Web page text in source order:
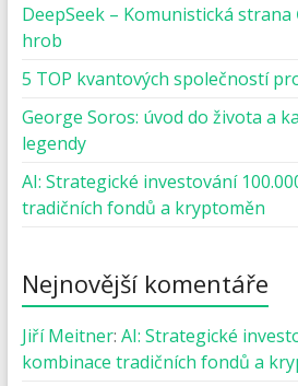
DeepSeek – Komunistická
hrob
5 TOP kvantových společností
George Soros: úvod do života a
legendy
AI: Strategické investování
tradičních fondů a kryptoměn
Nejnovější komentáře
Jiří Meitner: AI: Strategické
kombinace tradičních fondů a